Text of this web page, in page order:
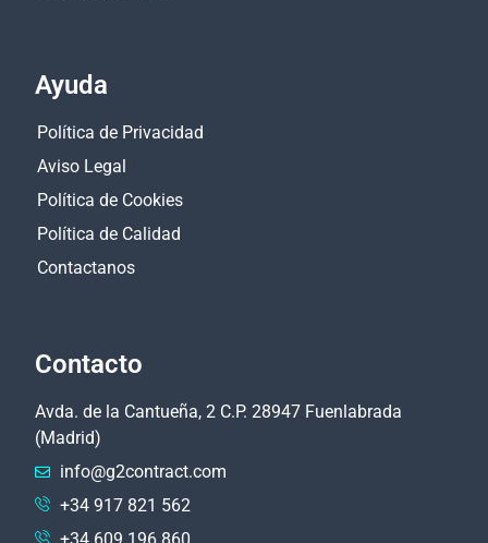
Ayuda
Política de Privacidad
Aviso Legal
Política de Cookies
Política de Calidad
Contactanos
Contacto
Avda. de la Cantueña, 2 C.P. 28947 Fuenlabrada
(Madrid)
info@g2contract.com
+34 917 821 562